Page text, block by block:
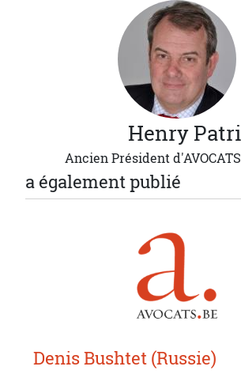
Henry
Ancien Président
a également publié
Denis Bushtet (Russie)